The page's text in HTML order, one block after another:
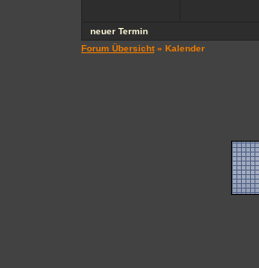
neuer Termin
Forum Übersicht» Kalender